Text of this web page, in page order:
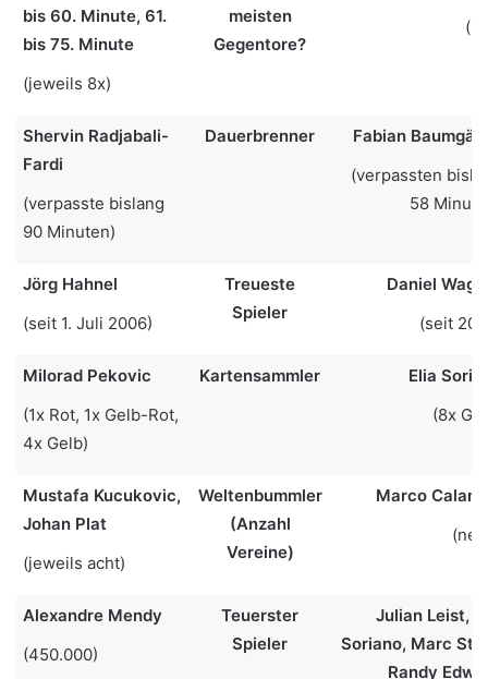
bis 60. Minute, 61.
bis 75. Minute
(jeweils 8x)
meisten
Gegentore?
Shervin Radjabali-
Fardi
(verpasste bislang
90 Minuten)
Dauerbrenner
Fabian
(verpassten
58
Jörg Hahnel
(seit 1. Juli 2006)
Treueste
Spieler
Daniel
(seit
Milorad Pekovic
(1x Rot, 1x Gelb-Rot,
4x Gelb)
Kartensammler
Elia
(8x
Mustafa Kucukovic,
Johan Plat
(jeweils acht)
Weltenbummler
(Anzahl
Vereine)
Marco
Alexandre Mendy
(450.000)
Teuerster
Spieler
Julian Leist,
Soriano, Marc
Randy